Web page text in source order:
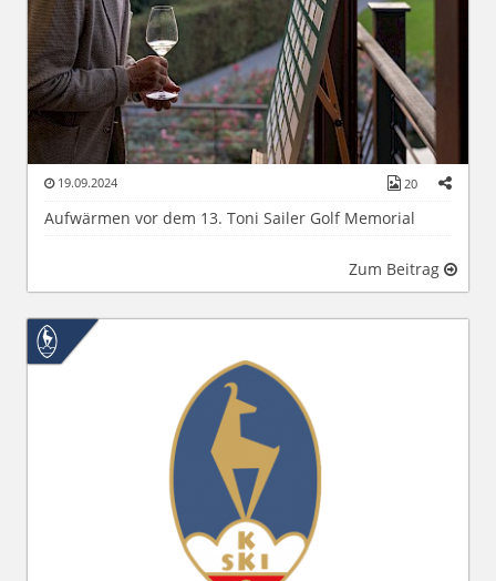
19.09.2024 20
Aufwärmen vor dem 13. Toni Sailer Golf Memorial
Zum Beitrag